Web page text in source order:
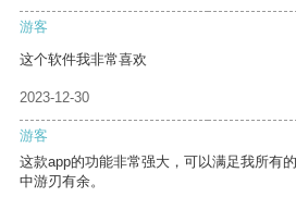
游客
这个软件我非常喜欢
2023-12-30
游客
这款app的功能非常强大，可以满足我所有
中游刃有余。